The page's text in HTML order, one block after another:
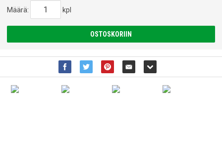
Määrä: kpl
OSTOSKORIIN